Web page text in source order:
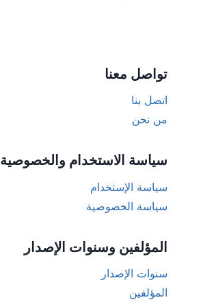
تواصل معنا
اتصل بنا
من نحن
سياسة الاستخدام والخصوصية
سياسة الإستخدام
سياسة الخصوصية
المؤلفين وسنوات الإصدار
سنوات الإصدار
المؤلفين